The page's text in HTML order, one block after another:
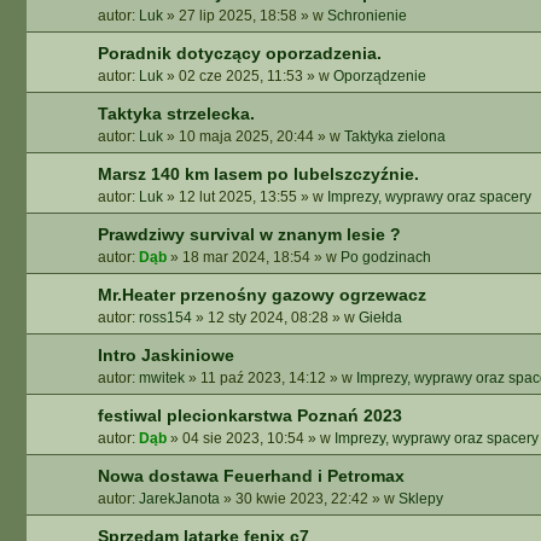
O
N
autor: Luk » 27 lip 2025, 18:58 » w Schronienie
Poradnik dotyczący oporzadzenia.
autor: Luk » 02 cze 2025, 11:53 » w Oporządzenie
Taktyka strzelecka.
autor: Luk » 10 maja 2025, 20:44 » w Taktyka zielona
Marsz 140 km lasem po lubelszczyźnie.
autor: Luk » 12 lut 2025, 13:55 » w Imprezy, wyprawy oraz spacery
Prawdziwy survival w znanym lesie ?
autor: Dąb » 18 mar 2024, 18:54 » w Po godzinach
Mr.Heater przenośny gazowy ogrzewacz
autor: ross154 » 12 sty 2024, 08:28 » w Giełda
Intro Jaskiniowe
autor: mwitek » 11 paź 2023, 14:12 » w Imprezy, wyprawy oraz
festiwal plecionkarstwa Poznań 2023
autor: Dąb » 04 sie 2023, 10:54 » w Imprezy, wyprawy oraz spacery
Nowa dostawa Feuerhand i Petromax
autor: JarekJanota » 30 kwie 2023, 22:42 » w Sklepy
Sprzedam latarkę fenix c7